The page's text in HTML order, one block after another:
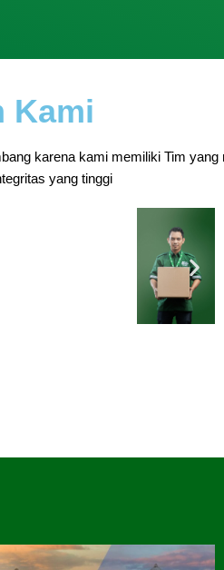
Kami
karena kami memiliki Tim yang
yang tinggi